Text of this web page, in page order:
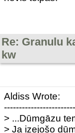
Re: Granulu
kw
Aldiss Wrote:
> ...Dūmgāzu
> Ja izejošo